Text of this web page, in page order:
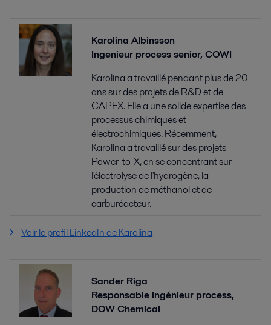
Karolina Albinsson
Ingenieur process senior, COWI
Karolina a travaillé pendant plus de 20
ans sur des projets de R&D et de
CAPEX. Elle a une solide expertise des
processus chimiques et
électrochimiques. Récemment,
Karolina a travaillé sur des projets
Power-to-X, en se concentrant sur
l'électrolyse de l'hydrogène, la
production de méthanol et de
carburéacteur.
Voir le profil LinkedIn de Karolina
Sander Riga
Responsable ingénieur process,
DOW Chemical